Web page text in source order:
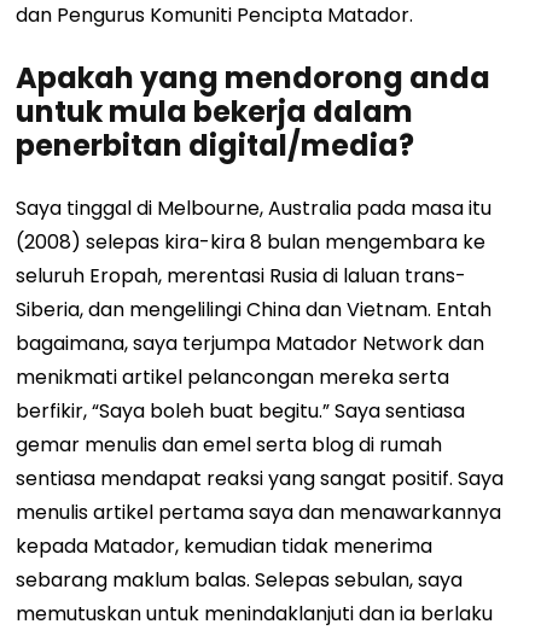
dan Pengurus Komuniti Pencipta Matador.
Apakah yang mendorong anda
untuk mula bekerja dalam
penerbitan digital/media?
Saya tinggal di Melbourne, Australia pada masa itu
(2008) selepas kira-kira 8 bulan mengembara ke
seluruh Eropah, merentasi Rusia di laluan trans-
Siberia, dan mengelilingi China dan Vietnam. Entah
bagaimana, saya terjumpa Matador Network dan
menikmati artikel pelancongan mereka serta
berfikir, “Saya boleh buat begitu.” Saya sentiasa
gemar menulis dan emel serta blog di rumah
sentiasa mendapat reaksi yang sangat positif. Saya
menulis artikel pertama saya dan menawarkannya
kepada Matador, kemudian tidak menerima
sebarang maklum balas. Selepas sebulan, saya
memutuskan untuk menindaklanjuti dan ia berlaku